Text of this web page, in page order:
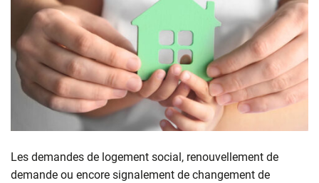
Les demandes de logement social, renouvellement de
demande ou encore signalement de changement de